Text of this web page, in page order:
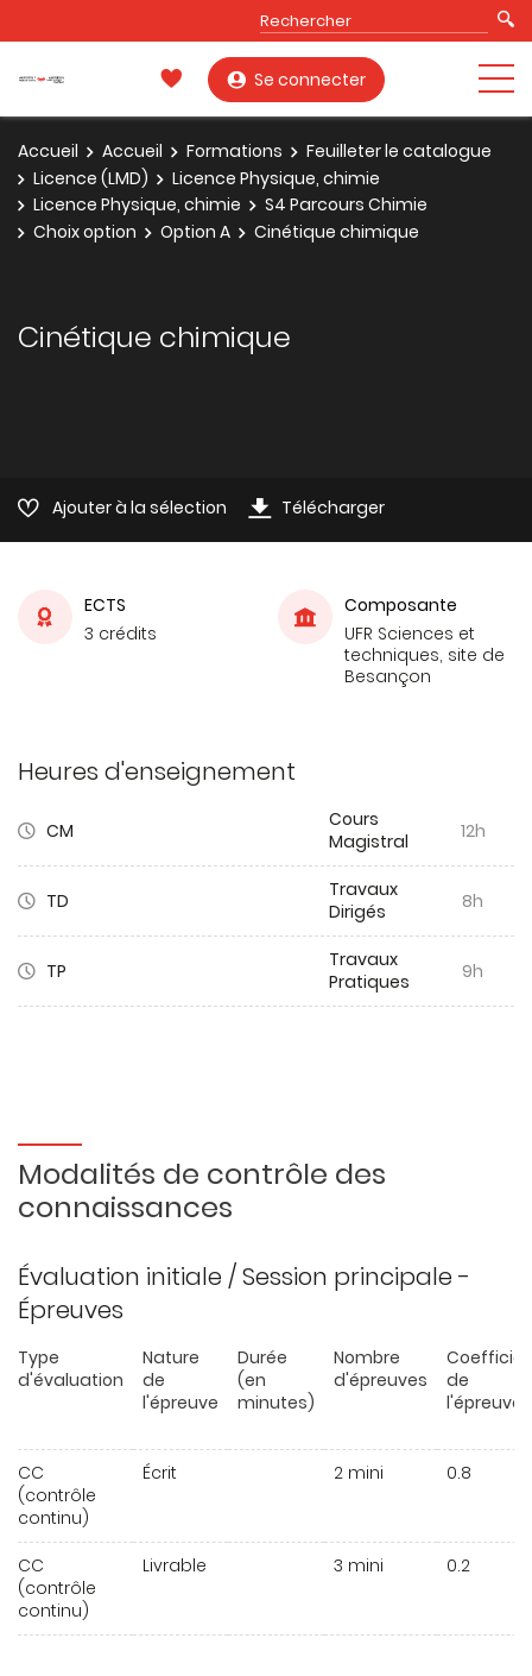
Se connecter
Accueil Accueil Formations
Feuilleter le catalogue
Licence (LMD)
Licence Physique, chimie
Licence Physique, chimie
S4 Parcours Chimie
Choix option
Option A Cinétique chimique
Cinétique chimique
Ajouter à la sélection Télécharger
ECTS
3 crédits
Composante
UFR Sciences et
techniques, site de
Besançon
Heures d'enseignement
CM
Cours
Magistral
12h
TD
Travaux
Dirigés
8h
TP
Travaux
Pratiques
9h
Modalités de contrôle des
connaissances
Évaluation initiale / Session principale -
Épreuves
Type
d'évaluation
Nature
de
l'épreuve
Durée
(en
minutes)
Nombre
d'épreuves
de
l'épreuve
CC
(contrôle
continu)
Écrit 2 mini 0.8
CC
(contrôle
continu)
Livrable 3 mini 0.2